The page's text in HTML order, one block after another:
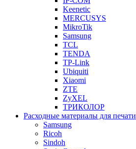
Keenetic
MERCUSYS
MikroTik
Samsung
TCL
TENDA
TP-Link
Ubiquiti
Xiaomi
ZTE
ZyXEL
ТРИКОЛОР
Расходные материалы для печати
Samsung
Ricoh
Sindoh